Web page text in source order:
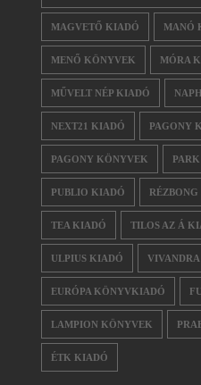
MAGVETŐ KIADÓ MANÓ
MENŐ KÖNYVEK MÓRA
MŰVELT NÉP KIADÓ
NEXT21 KIADÓ PAGONY
PAGONY KÖNYVEK
PUBLIO KIADÓ
TEA KIADÓ TILOS AZ Á
ULPIUS KIADÓ
EURÓPA KÖNYVKIADÓ
LAMPION KÖNYVEK
ÉTK KIADÓ